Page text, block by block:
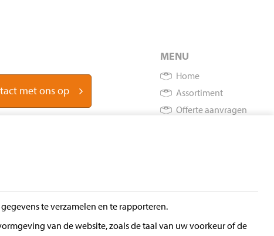
te verzamelen en te rapporteren.
van de website, zoals de taal van uw voorkeur of de
met ons op
MENU
Home
Assortiment
Offerte aanvragen